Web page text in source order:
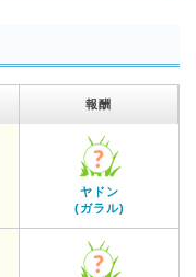
報酬
ヤドン
(ガラル)